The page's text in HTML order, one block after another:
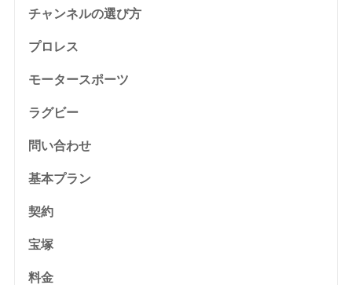
チャンネルの選び方
プロレス
モータースポーツ
ラグビー
問い合わせ
基本プラン
契約
宝塚
料金